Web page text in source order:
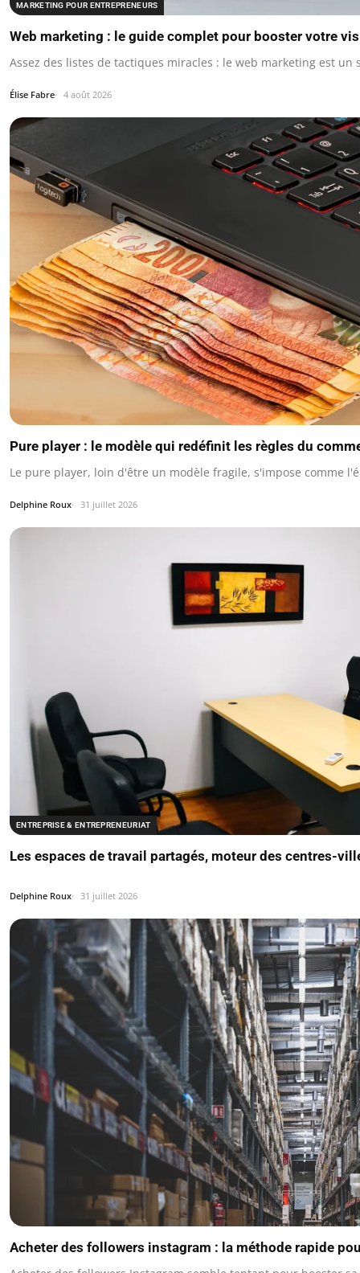
MARKETING POUR ENTREPRENEURS
Web marketing : le guide complet pour booster votre
Assez des listes de tactiques miracles : le web marketing est
Élise Fabre 4 août 2026
Pure player : le modèle qui redéfinit les règles du
Le pure player, loin d'être un modèle fragile, s'impose comme
Delphine Roux 31 juillet 2026
ENTREPRISE & ENTREPRENEURIAT
Les espaces de travail partagés, moteur des centres-
Delphine Roux 31 juillet 2026
Acheter des followers instagram : la méthode rapide